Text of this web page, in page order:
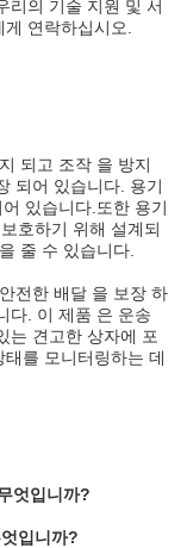
리의 기술 지원 및 서
연락하십시오.
되고 조작 을 방지
되어 있습니다. 용기
있습니다.또한 용기
호하기 위해 설계되
줄 수 있습니다.
전한 배달 을 보장 하
다. 이 제품 은 운송
는 견고한 상자에 포
를 모니터링하는 데
엇입니까?
입니까?